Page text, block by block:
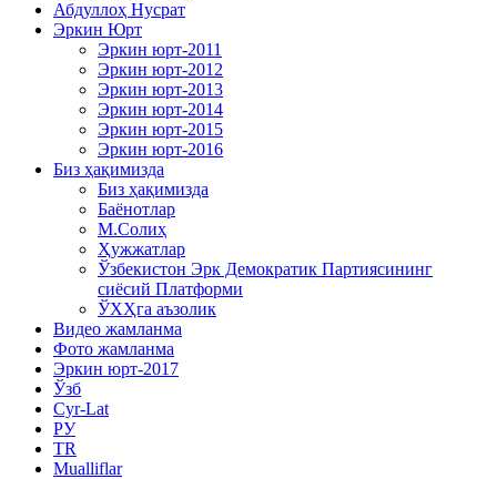
Абдуллоҳ Нусрат
Эркин Юрт
Эркин юрт-2011
Эркин юрт-2012
Эркин юрт-2013
Эркин юрт-2014
Эркин юрт-2015
Эркин юрт-2016
Биз ҳақимизда
Биз ҳақимизда
Баёнотлар
М.Солиҳ
Ҳужжатлар
Ўзбекистон Эрк Демократик Партиясининг
сиёсий Платформи
ЎХҲга аъзолик
Видео жамланма
Фото жамланма
Эркин юрт-2017
Ўзб
Cyr-Lat
РУ
TR
Mualliflar